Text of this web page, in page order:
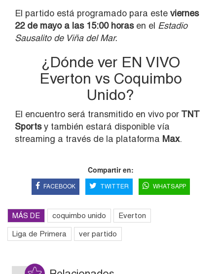
El partido está programado para este viernes
22 de mayo a las 15:00 horasen el Estadio
Sausalito de Viña del Mar.
¿Dónde ver EN VIVO
Everton vs Coquimbo
Unido?
El encuentro será transmitido en vivo por TNT
Sportsy también estará disponible vía
streaming a través de la plataforma Max.
Compartir en:
FACEBOOK TWITTER WHATSAPP
MÁS DE coquimbo unido Everton
Liga de Primera ver partido